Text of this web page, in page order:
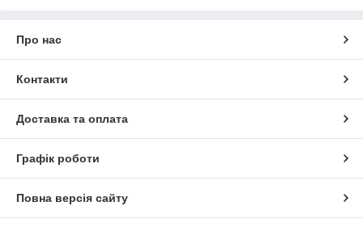
Про нас
Контакти
Доставка та оплата
Графік роботи
Повна версія сайту